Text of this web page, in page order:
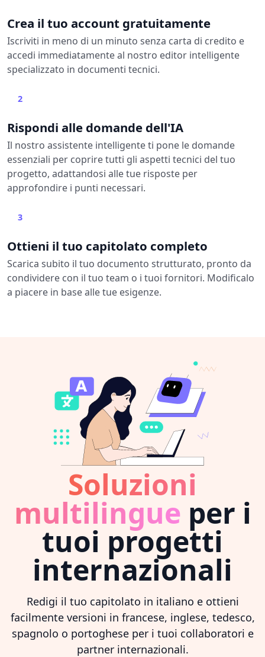
Crea il tuo account gratuitamente
Iscriviti in meno di un minuto senza carta di credito e
accedi immediatamente al nostro editor intelligente
specializzato in documenti tecnici.
2
Rispondi alle domande dell'IA
Il nostro assistente intelligente ti pone le domande
essenziali per coprire tutti gli aspetti tecnici del tuo
progetto, adattandosi alle tue risposte per
approfondire i punti necessari.
3
Ottieni il tuo capitolato completo
Scarica subito il tuo documento strutturato, pronto da
condividere con il tuo team o i tuoi fornitori. Modificalo
a piacere in base alle tue esigenze.
Soluzioni
multilingue per i
tuoi progetti
internazionali
Redigi il tuo capitolato in italiano e ottieni
facilmente versioni in francese, inglese, tedesco,
spagnolo o portoghese per i tuoi collaboratori e
partner internazionali.